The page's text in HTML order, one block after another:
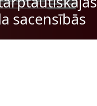
sacensībās